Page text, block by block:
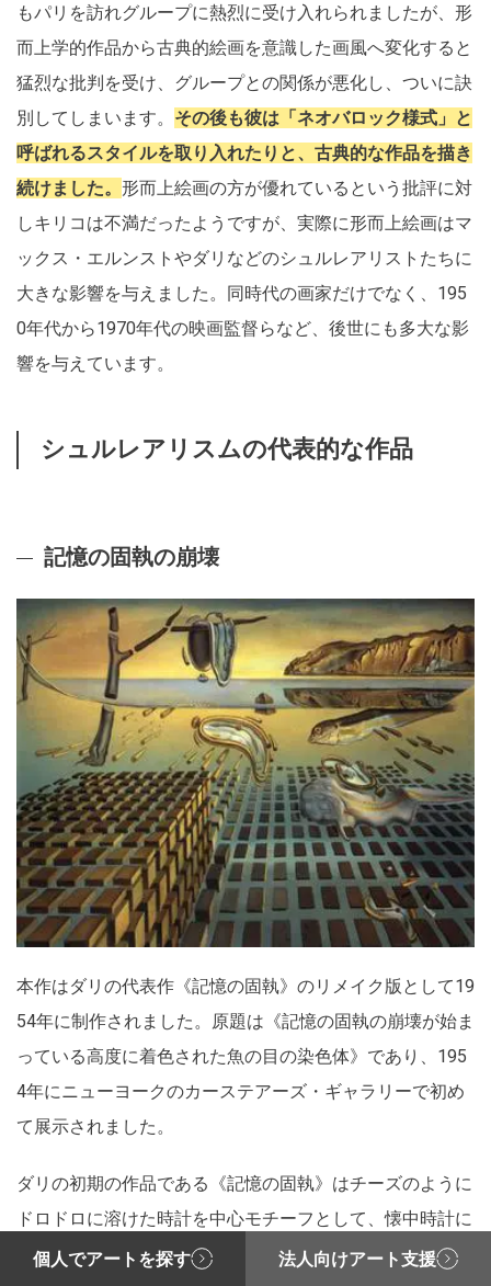
もパリを訪れグループに熱烈に受け入れられましたが、形
而上学的作品から古典的絵画を意識した画風へ変化すると
猛烈な批判を受け、グループとの関係が悪化し、ついに訣
別してしまいます。 その後も彼は「ネオバロック様式」と
呼ばれるスタイルを取り入れたりと、古典的な作品を描き
続けました。 形而上絵画の方が優れているという批評に対
しキリコは不満だったようですが、実際に形而上絵画はマ
ックス・エルンストやダリなどのシュルレアリストたちに
大きな影響を与えました。同時代の画家だけでなく、195
0年代から1970年代の映画監督らなど、後世にも多大な影
響を与えています。
シュルレアリスムの代表的な作品
記憶の固執の崩壊
本作はダリの代表作《記憶の固執》のリメイク版として19
54年に制作されました。原題は《記憶の固執の崩壊が始ま
っている高度に着色された魚の目の染色体》であり、195
4年にニューヨークのカーステアーズ・ギャラリーで初め
て展示されました。
ダリの初期の作品である《記憶の固執》はチーズのように
ドロドロに溶けた時計を中心モチーフとして、懐中時計に
群がる蟻や人の横顔のようなイメージが、荒涼とした風景
個人でアートを探す 法人向けアート支援